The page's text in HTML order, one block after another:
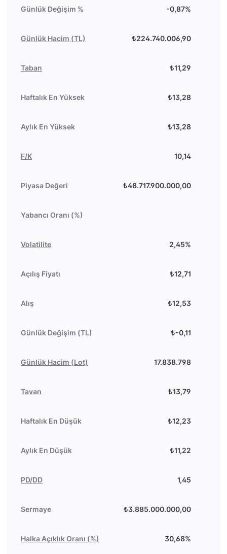
Günlük Değişim % -0,87%
Günlük Hacim (TL) ₺224.740.006,90
Taban ₺11,29
Haftalık En Yüksek ₺13,28
Aylık En Yüksek ₺13,28
F/K 10,14
Piyasa Değeri ₺48.717.900.000,00
Yabancı Oranı (%)
Volatilite 2,45%
Açılış Fiyatı ₺12,71
Alış ₺12,53
Günlük Değişim (TL) ₺-0,11
Günlük Hacim (Lot) 17.838.798
Tavan ₺13,79
Haftalık En Düşük ₺12,23
Aylık En Düşük ₺11,22
PD/DD 1,45
Sermaye ₺3.885.000.000,00
Halka Açıklık Oranı (%) 30,68%